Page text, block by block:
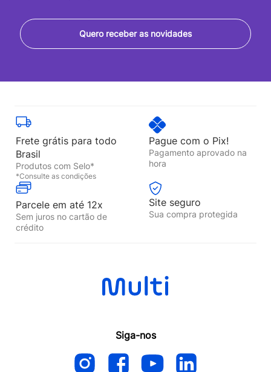
Quero receber as novidades
Frete grátis para todo
Brasil
Produtos com Selo*
*Consulte as condições
Pague com o Pix!
Pagamento aprovado na
hora
Parcele em até 12x
Sem juros no cartão de
crédito
Site seguro
Sua compra protegida
Siga-nos